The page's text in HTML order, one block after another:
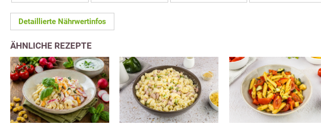
Detaillierte Nährwertinfos
ÄHNLICHE REZEPTE